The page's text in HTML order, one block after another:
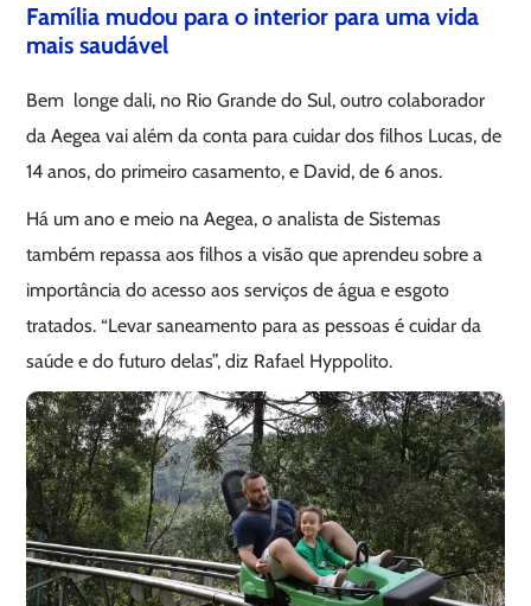
Família mudou para o interior para uma vida
mais saudável
Bem longe dali, no Rio Grande do Sul, outro colaborador
da Aegea vai além da conta para cuidar dos filhos Lucas, de
14 anos, do primeiro casamento, e David, de 6 anos.
Há um ano e meio na Aegea, o analista de Sistemas
também repassa aos filhos a visão que aprendeu sobre a
importância do acesso aos serviços de água e esgoto
tratados. “Levar saneamento para as pessoas é cuidar da
saúde e do futuro delas”, diz Rafael Hyppolito.